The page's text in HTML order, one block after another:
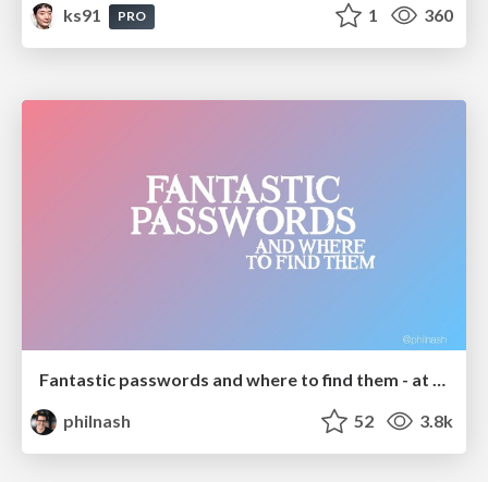
ks91
PRO 1 360
Fantastic passwords and where to find them - at NoRuKo
philnash
52 3.8k